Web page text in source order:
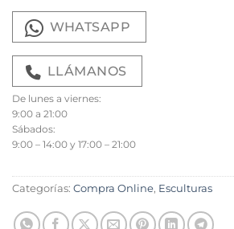
WHATSAPP
LLÁMANOS
De lunes a viernes:
9:00 a 21:00
Sábados:
9:00 – 14:00 y 17:00 – 21:00
Categorías: Compra Online, Esculturas